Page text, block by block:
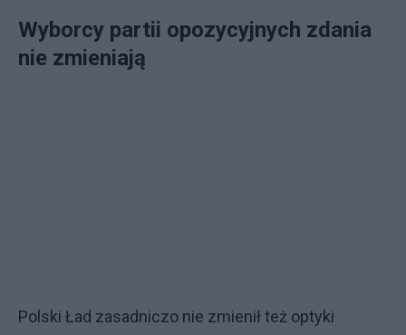
Wyborcy partii opozycyjnych zdania
nie zmieniają
Polski Ład zasadniczo nie zmienił też optyki